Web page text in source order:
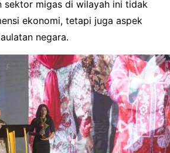
sektor migas di wilayah ini tidak
ekonomi, tetapi juga aspek
negara.